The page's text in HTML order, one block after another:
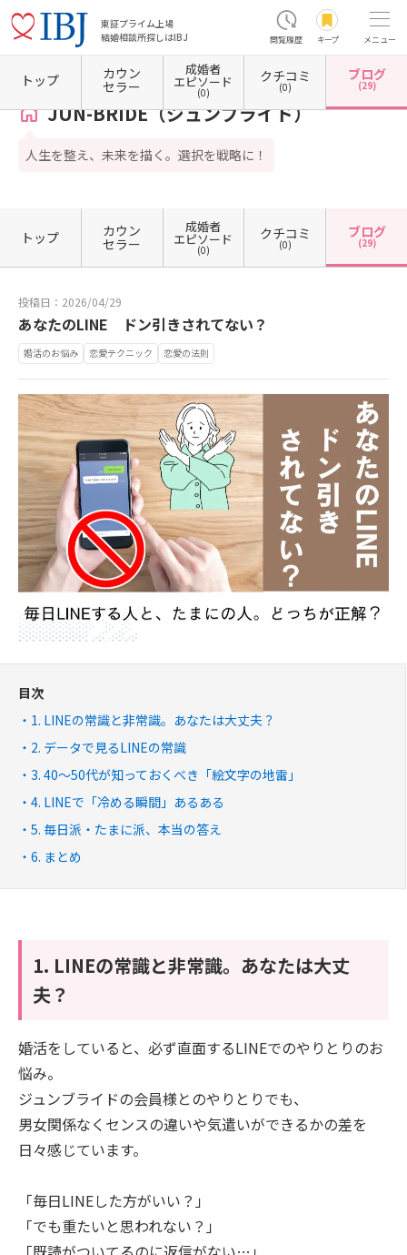
東証プライム上場
結婚相談所探しはIBJ
閲覧履歴 キープ メニュー
ホーム 神奈川県の結婚相談所 神奈川県鎌倉市 JUN-BRIDE（ジュンブライド） カウン
JUN-BRIDE（ジュンブライド）
人生を整え、未来を描く。選択を戦略に！
トップ カウン
セラー
成婚者
エピソード
(0)
クチコミ
(0)
ブログ
(29)
トップ カウン
セラー
成婚者
エピソード
(0)
クチコミ
(0)
ブログ
(29)
投稿日：2026/04/29
あなたのLINE ドン引きされてない？
婚活のお悩み 恋愛テクニック 恋愛の法則
目次
1. LINEの常識と非常識。あなたは大丈夫？
2. データで見るLINEの常識
3. 40〜50代が知っておくべき「絵文字の地雷」
4. LINEで「冷める瞬間」あるある
5. 毎日派・たまに派、本当の答え
6. まとめ
1. LINEの常識と非常識。あなたは大丈
夫？
婚活をしていると、必ず直面するLINEでのやりとりのお
悩み。
ジュンブライドの会員様とのやりとりでも、
男女関係なくセンスの違いや気遣いができるかの差を
日々感じています。
「毎日LINEした方がいい？」
「でも重たいと思われない？」